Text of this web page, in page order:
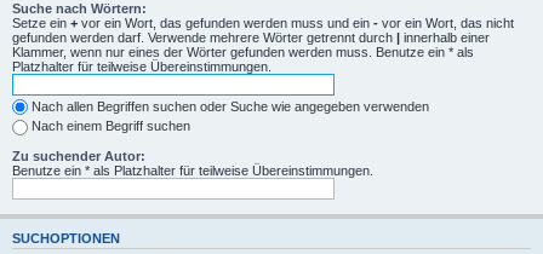
Suche nach Wörtern:
Setze ein + vor ein Wort, das gefunden werden muss und ein - vor ein Wort, das nicht
gefunden werden darf. Verwende mehrere Wörter getrennt durch | innerhalb einer
Klammer, wenn nur eines der Wörter gefunden werden muss. Benutze ein * als
Platzhalter für teilweise Übereinstimmungen.
Nach allen Begriffen suchen oder Suche wie angegeben verwenden
Nach einem Begriff suchen
Zu suchender Autor:
Benutze ein * als Platzhalter für teilweise Übereinstimmungen.
SUCHOPTIONEN